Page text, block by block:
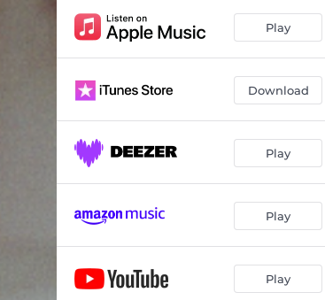
Mar 04:19
No soy solo el ruido 04:28
Cierra tus ojos 04:53
Play
Download
Play
Play
Play